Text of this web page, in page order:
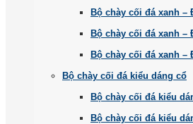
Bộ chày cối đá xanh –
Bộ chày cối đá xanh –
Bộ chày cối đá xanh –
Bộ chày cối đá kiểu dáng cổ
Bộ chày cối đá kiểu
Bộ chày cối đá kiểu